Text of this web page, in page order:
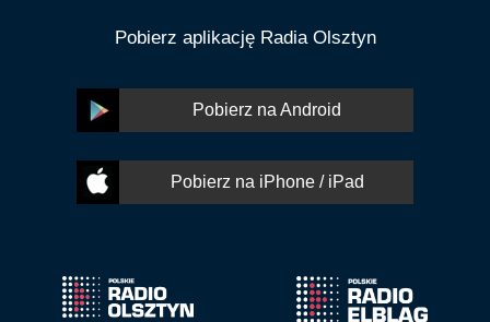
Pobierz aplikację Radia Olsztyn
Pobierz na Android
Pobierz na iPhone / iPad